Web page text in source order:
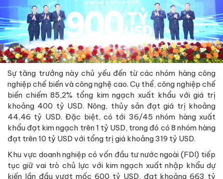
Sự tăng trưởng này chủ yếu đến từ các nhóm hàng công
nghiệp chế biến và công nghệ cao. Cụ thể, công nghiệp chế
biến chiếm 85,2% tổng kim ngạch xuất khẩu với giá trị
khoảng 400 tỷ USD. Nông, thủy sản đạt giá trị khoảng
44,46 tỷ USD. Đặc biệt, có tới 36/45 nhóm hàng xuất
khẩu đạt kim ngạch trên 1 tỷ USD, trong đó có 8 nhóm hàng
đạt trên 10 tỷ USD với tổng trị giá khoảng 319 tỷ USD.
Khu vực doanh nghiệp có vốn đầu tư nước ngoài (FDI) tiếp
tục giữ vai trò chủ lực với kim ngạch xuất nhập khẩu dự
kiến lần đầu vượt mốc 600 tỷ USD, đạt khoảng 663 tỷ